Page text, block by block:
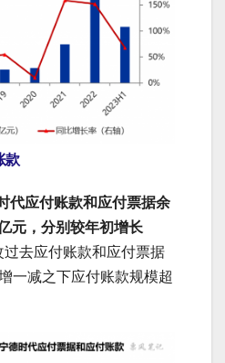
款
代应付账款和应付票据余
元，分别较年初增长
过去应付账款和应付票据
一减之下应付账款规模超